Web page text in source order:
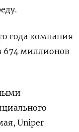
года компания
674 миллионов
Uniper